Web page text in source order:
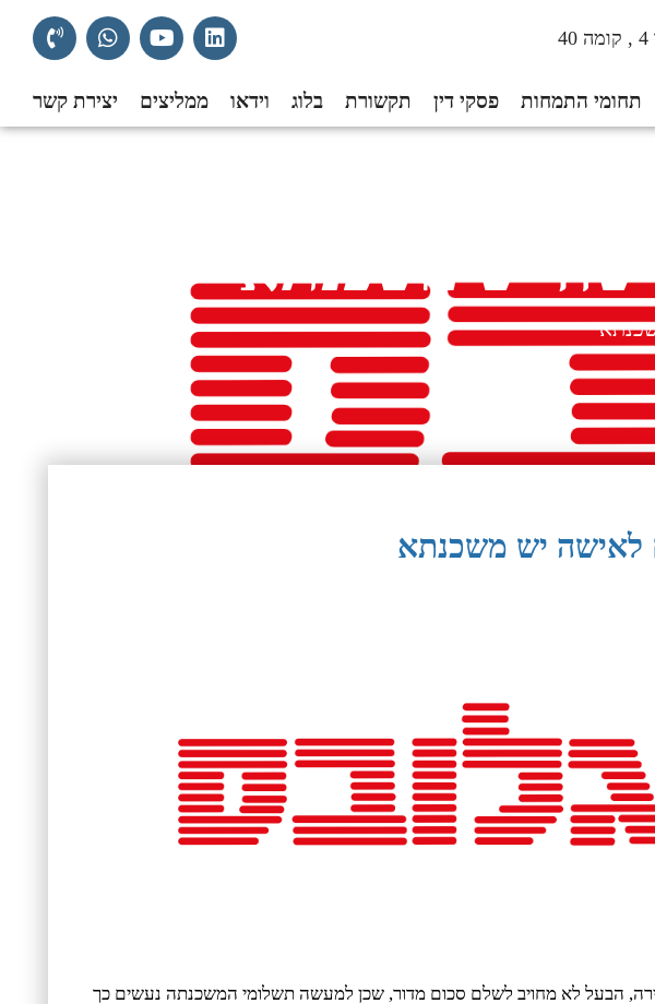
תחומי התמחות פסקי דין תקשורת בלוג וידאו ממליצים יצירת קשר
יש משכנתא
לאישה יש משכנתא
הבעל לא מחויב לשלם סכום מדור, שכן למעשה תשלומי המשכנתה נעשים כך